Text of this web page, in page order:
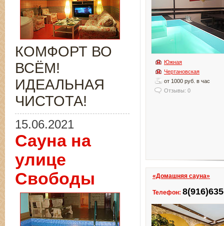
Южная
Чертановская
от 1000 руб. в час
Отзывы: 0
«Домашняя сауна»
Телефон:
КОМФОРТ ВО
ВСЁМ!
ИДЕАЛЬНАЯ
ЧИСТОТА!
15.06.2021
Сауна на
улице
Свободы